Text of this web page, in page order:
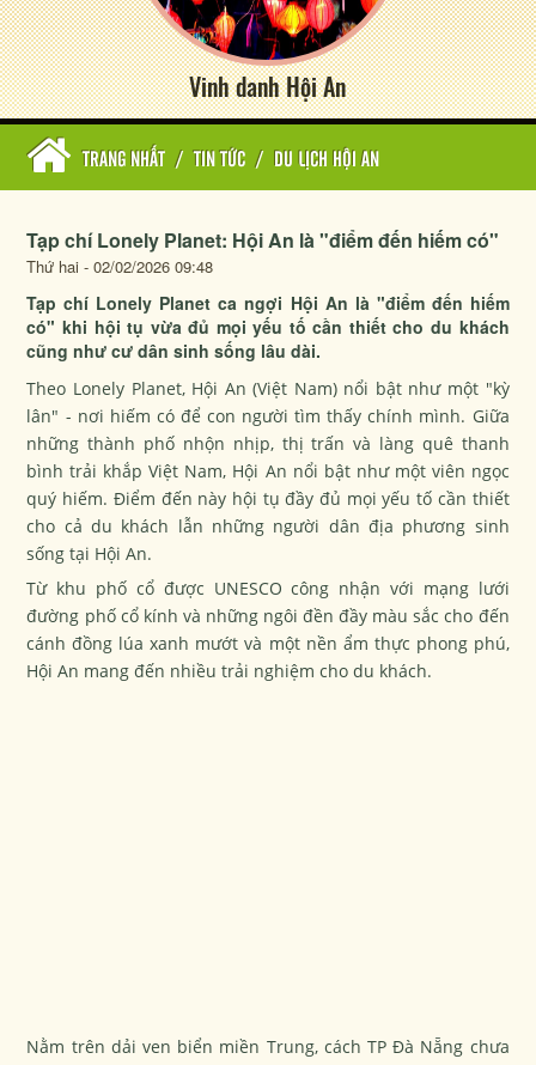
Vinh danh Hội An
TRANG NHẤT / TIN TỨC / DU LỊCH HỘI AN
Tạp chí Lonely Planet: Hội An là "điểm đến hiếm có"
Thứ hai - 02/02/2026 09:48
Tạp chí Lonely Planet ca ngợi Hội An là "điểm đến hiếm
có" khi hội tụ vừa đủ mọi yếu tố cần thiết cho du khách
cũng như cư dân sinh sống lâu dài.
Theo Lonely Planet, Hội An (Việt Nam) nổi bật như một "kỳ
lân" - nơi hiếm có để con người tìm thấy chính mình. Giữa
những thành phố nhộn nhịp, thị trấn và làng quê thanh
bình trải khắp Việt Nam, Hội An nổi bật như một viên ngọc
quý hiếm. Điểm đến này hội tụ đầy đủ mọi yếu tố cần thiết
cho cả du khách lẫn những người dân địa phương sinh
sống tại Hội An.
Từ khu phố cổ được UNESCO công nhận với mạng lưới
đường phố cổ kính và những ngôi đền đầy màu sắc cho đến
cánh đồng lúa xanh mướt và một nền ẩm thực phong phú,
Hội An mang đến nhiều trải nghiệm cho du khách.
Nằm trên dải ven biển miền Trung, cách TP Đà Nẵng chưa